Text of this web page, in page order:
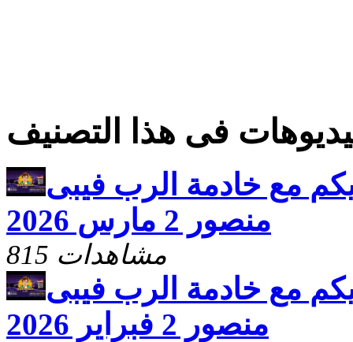
فى هذا التصنيف
مع خادمة الرب فيبى
منصور 2 مارس 2026
815 مشاهدات
مع خادمة الرب فيبى
منصور 2 فبراير 2026